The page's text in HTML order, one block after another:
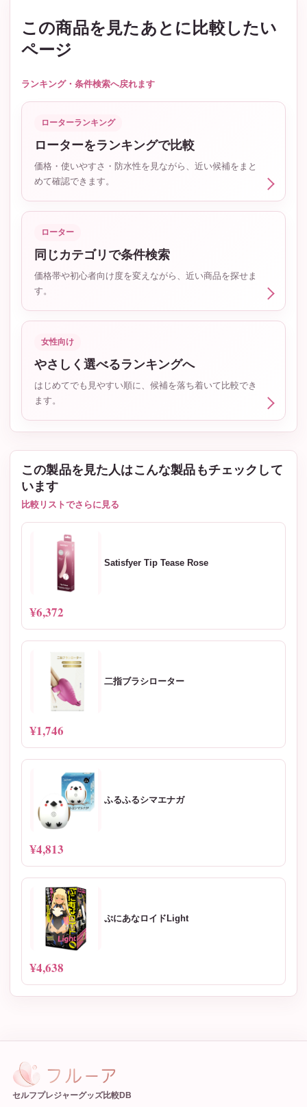
この商品を見たあとに比較したい
ページ
ランキング・条件検索へ戻れます
ローターランキング
ローターをランキングで比較
価格・使いやすさ・防水性を見ながら、近い候補をまと
めて確認できます。
ローター
同じカテゴリで条件検索
価格帯や初心者向け度を変えながら、近い商品を探せま
す。
女性向け
やさしく選べるランキングへ
はじめてでも見やすい順に、候補を落ち着いて比較でき
ます。
この製品を見た人はこんな製品もチェックして
います
比較リストでさらに見る
Satisfyer Tip Tease Rose
¥6,372
二指ブラシローター
¥1,746
ふるふるシマエナガ
¥4,813
ぷにあなロイドLight
¥4,638
セルフプレジャーグッズ比較DB